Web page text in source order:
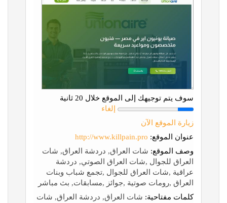
سوف يتم توجيهك إلى الموقع خلال 20 ثانية
إلغاء
زيارة الموقع الآن
عنوان الموقع: http://www.killpain.pro
وصف الموقع: شات العراق, دردشة العراق, شات
العراق للجوال ,شات العراق الصوتي, دردشة
عراقية ,شات العراق للجوال ,تجمع شباب وبنات
العراق ,رومات صوتية ,جوائز ,مسابقات, بث مباشر
كلمات مفتاحية: شات العراق, دردشة العراق, شات